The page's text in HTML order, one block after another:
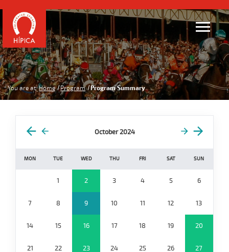
You are at: Home Program Program Summary
October 2024
MON TUE WED THU FRI SAT SUN
1 2 3 4 5 6
7 8 9 10 11 12 13
14 15 16 17 18 19 20
21 22 23 24 25 26 27